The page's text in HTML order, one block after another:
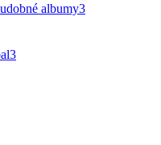
albumy3
3